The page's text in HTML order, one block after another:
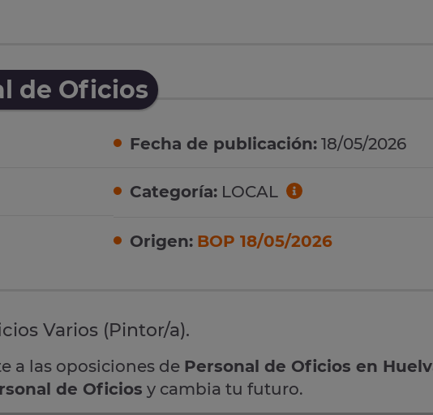
de Oficios
Fecha de publicación: 18/05/2026
Categoría: LOCAL
Origen: BOP 18/05/2026
Varios (Pintor/a).
a las oposiciones de Personal de Oficios en
de Oficios y cambia tu futuro.